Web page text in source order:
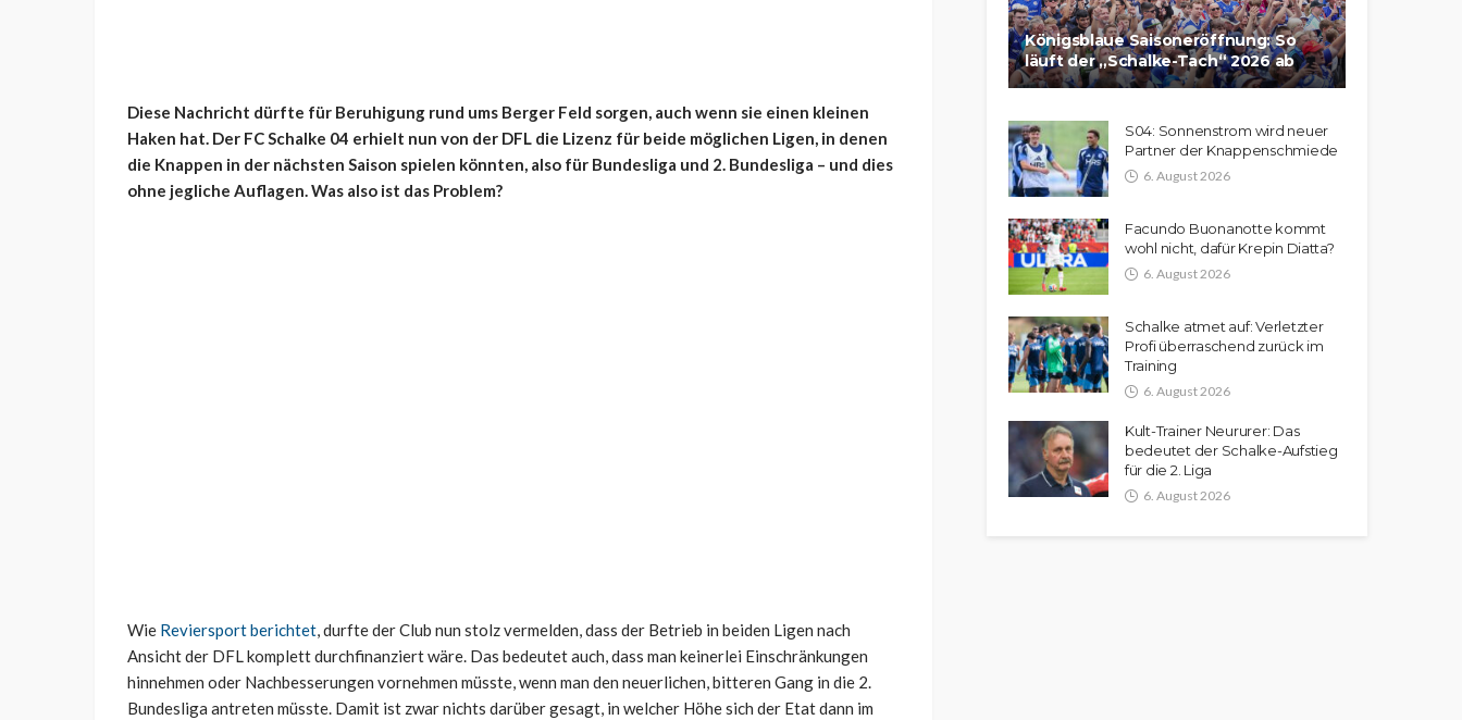
Diese Nachricht dürfte für Beruhigung rund ums Berger Feld sorgen, auch wenn sie einen kleinen
Haken hat. Der FC Schalke 04 erhielt nun von der DFL die Lizenz für beide möglichen Ligen, in denen
die Knappen in der nächsten Saison spielen könnten, also für Bundesliga und 2. Bundesliga – und dies
ohne jegliche Auflagen. Was also ist das Problem?
Wie Reviersport berichtet, durfte der Club nun stolz vermelden, dass der Betrieb in beiden Ligen nach
Ansicht der DFL komplett durchfinanziert wäre. Das bedeutet auch, dass man keinerlei Einschränkungen
hinnehmen oder Nachbesserungen vornehmen müsste, wenn man den neuerlichen, bitteren Gang in die 2.
Bundesliga antreten müsste. Damit ist zwar nichts darüber gesagt, in welcher Höhe sich der Etat dann im
Königsblaue Saisoneröffnung: So
läuft der „Schalke-Tach“ 2026 ab
S04: Sonnenstrom wird neuer
Partner der Knappenschmiede
6. August 2026
Facundo Buonanotte kommt
wohl nicht, dafür Krepin Diatta?
6. August 2026
Schalke atmet auf: Verletzter
Profi überraschend zurück im
Training
6. August 2026
Kult-Trainer Neururer: Das
bedeutet der Schalke-Aufstieg
für die 2. Liga
6. August 2026